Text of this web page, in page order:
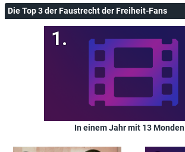
Die Top 3 der Faustrecht der Freiheit-Fans
In einem Jahr mit 13 Monden